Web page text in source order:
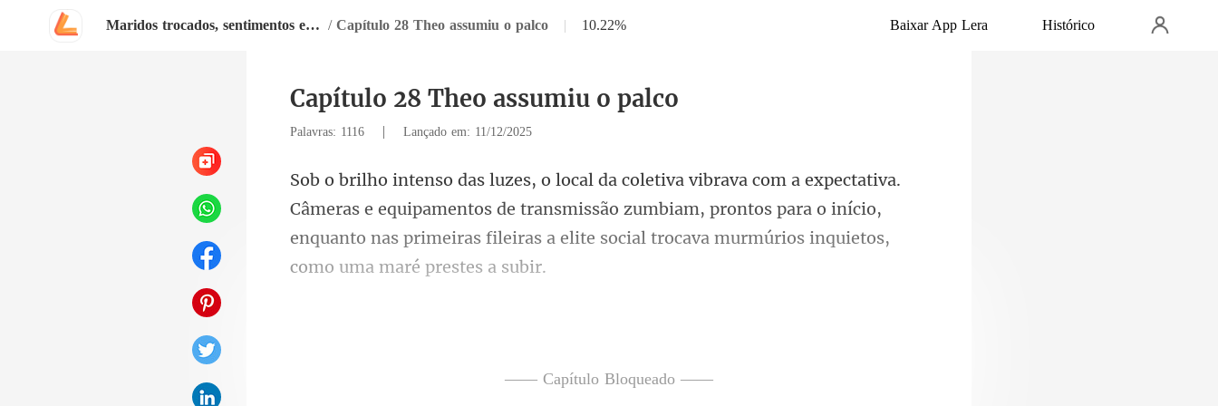
Maridos trocados, sentimentos emaranhados / Capítulo 28 Theo assumiu o palco | 10.22% Baixar App Lera Histórico
Capítulo 28 Theo assumiu o palco
Palavras: 1116 | Lançado em: 11/12/2025
s e equipamentos de transmissão zumbiam, prontos para o início,
enquanto nas primeira
—— Capítulo Bloqueado ——